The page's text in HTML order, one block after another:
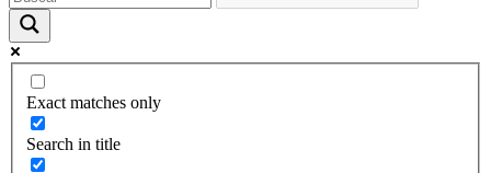
Exact matches only
Search in title